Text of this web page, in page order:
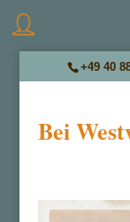
+49 40
Bei